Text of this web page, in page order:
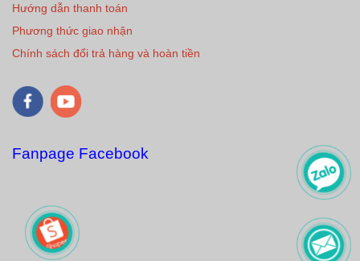
Hướng dẫn thanh toán
Phương thức giao nhận
Chính sách đổi trả hàng và hoàn tiền
Fanpage Facebook